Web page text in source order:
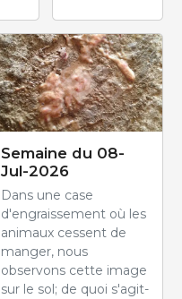
Semaine du 08-
Jul-2026
Dans une case
d'engraissement où les
animaux cessent de
manger, nous
observons cette image
sur le sol; de quoi s'agit-